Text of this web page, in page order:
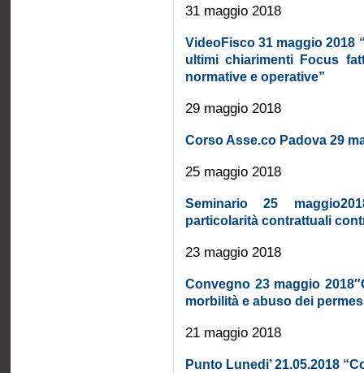
31 maggio 2018
VideoFisco 31 maggio 2018
ultimi chiarimenti Focus
normative e operative”
29 maggio 2018
Corso Asse.co Padova 29
25 maggio 2018
Seminario 25
particolarità contrattuali
23 maggio 2018
Convegno 23 maggio
morbilità e abuso dei
21 maggio 2018
Punto Lunedi’ 21.05.2018